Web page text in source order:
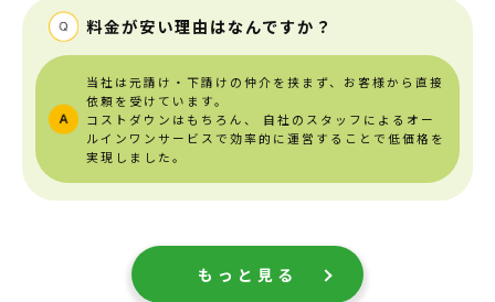
料金が安い理由はなんですか？
当社は元請け・下請けの仲介を挟まず、お客様から直接
依頼を受けています。
コストダウンはもちろん、
自社のスタッフによるオー
ルインワンサービスで効率的に運営することで低価格を
実現しました。
もっと見る